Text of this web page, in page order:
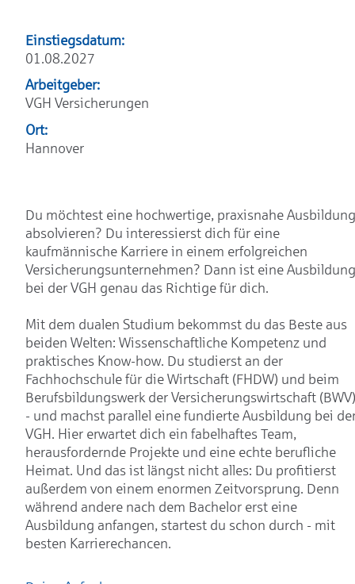
Einstiegsdatum:
01.08.2027
Arbeitgeber:
VGH Versicherungen
Ort:
Hannover
Du möchtest eine hochwertige, praxisnahe Ausbildung
absolvieren? Du interessierst dich für eine
kaufmännische Karriere in einem erfolgreichen
Versicherungsunternehmen? Dann ist eine Ausbildung
bei der VGH genau das Richtige für dich.
Mit dem dualen Studium bekommst du das Beste aus
beiden Welten: Wissenschaftliche Kompetenz und
praktisches Know-how. Du studierst an der
Fachhochschule für die Wirtschaft (FHDW) und beim
Berufsbildungswerk der Versicherungswirtschaft (BWV)
- und machst parallel eine fundierte Ausbildung bei
VGH. Hier erwartet dich ein fabelhaftes Team,
herausfordernde Projekte und eine echte berufliche
Heimat. Und das ist längst nicht alles: Du profitierst
außerdem von einem enormen Zeitvorsprung. Denn
während andere nach dem Bachelor erst eine
Ausbildung anfangen, startest du schon durch - mit
besten Karrierechancen.